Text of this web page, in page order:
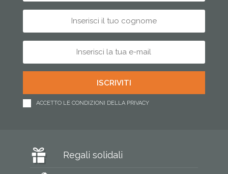
ACCETTO LE CONDIZIONI DELLA PRIVACY
Regali solidali